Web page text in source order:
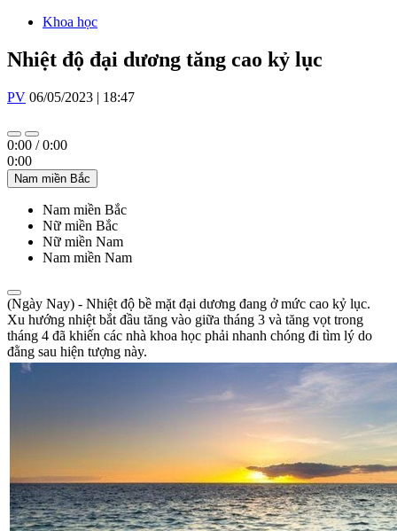
Khoa học
Nhiệt độ đại dương tăng cao kỷ lục
PV 06/05/2023 | 18:47
0:00 /0:00
0:00
Nam miền Bắc
Nam miền Bắc
Nữ miền Bắc
Nữ miền Nam
Nam miền Nam
(Ngày Nay) - Nhiệt độ bề mặt đại dương đang ở mức cao kỷ lục.
Xu hướng nhiệt bắt đầu tăng vào giữa tháng 3 và tăng vọt trong
tháng 4 đã khiến các nhà khoa học phải nhanh chóng đi tìm lý do
đằng sau hiện tượng này.